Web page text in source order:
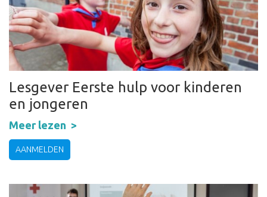
Lesgever Eerste hulp voor kinderen
en jongeren
Meer lezen
AANMELDEN